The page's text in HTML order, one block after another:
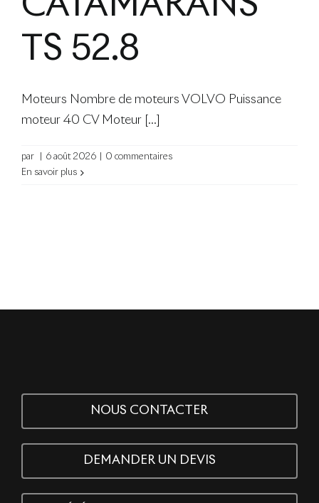
TS 52.8
Moteurs Nombre de moteurs VOLVO Puissance
moteur 40 CV Moteur [...]
par 6 août 2026
0 commentaires
En savoir plus
NOUS CONTACTER
DEMANDER UN DEVIS